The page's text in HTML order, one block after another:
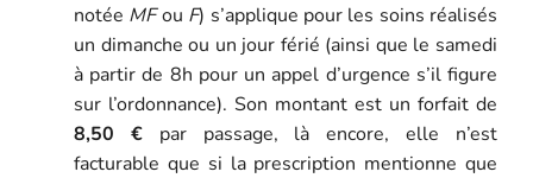
notée MFou F) s’applique pour les soins réalisés
un dimanche ou un jour férié (ainsi que le samedi
à partir de 8h pour un appel d’urgence s’il figure
sur l’ordonnance). Son montant est un forfait de
8,50 €par passage, là encore, elle n’est
facturable que si la prescription mentionne que